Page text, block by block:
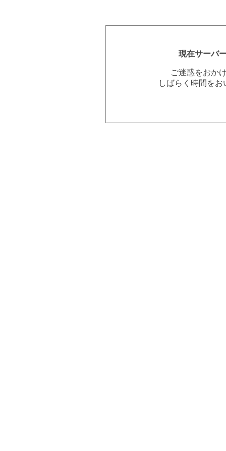
現在サーバ
ご迷惑をおか
しばらく時間を